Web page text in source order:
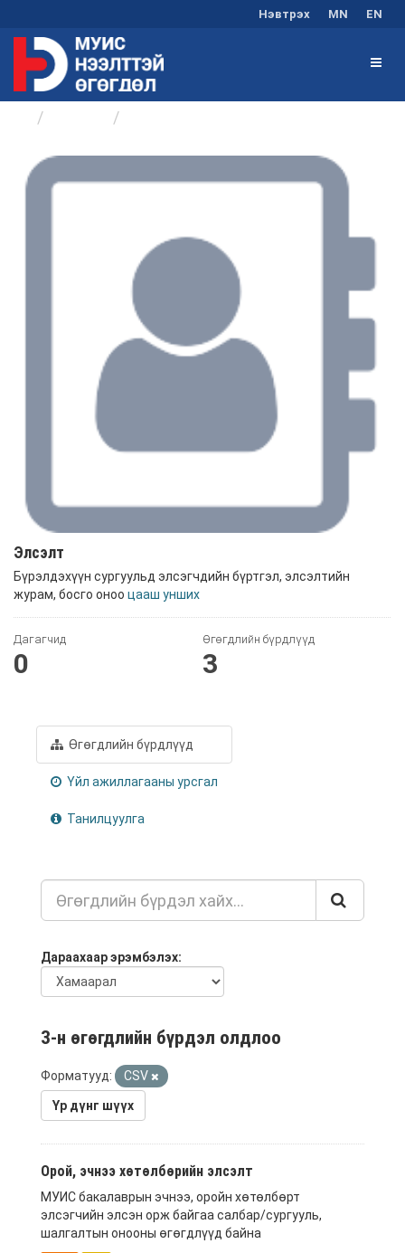
Нэвтрэх MN EN
Элсэлт
Бүрэлдэхүүн сургуульд элсэгчдийн бүртгэл, элсэлтийн
журам, босго оноо цааш унших
Дагагчид
0
Өгөгдлийн бүрдлүүд
3
Өгөгдлийн бүрдлүүд
Үйл ажиллагааны урсгал
Танилцуулга
Дараахаар эрэмбэлэх
3-н өгөгдлийн бүрдэл олдлоо
Форматууд: CSV
Үр дүнг шүүх
Орой, эчнээ хөтөлбөрийн элсэлт
МУИС бакалаврын эчнээ, оройн хөтөлбөрт
элсэгчийн элсэн орж байгаа салбар/сургууль,
шалгалтын онооны өгөгдлүүд байна